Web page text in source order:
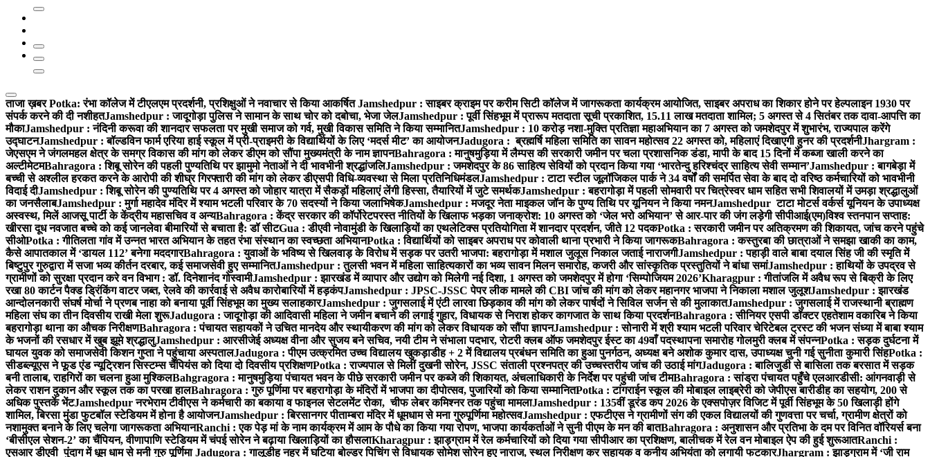
ताजा ख़बरPotka: रंभा कॉलेज में टीएलएम प्रदर्शनी, प्रशिक्षुओं ने नवाचार से किया आकर्षितJamshedpur : साइबर क्राइम पर करीम सिटी कॉलेज में जागरूकता कार्यक्रम आयोजित, साइबर अपराध का शिकार होने पर हेल्पलाइन 1930 पर
संपर्क करने की दी नशीहतJamshedpur : जादूगोड़ा पुलिस ने सामान के साथ चोर को दबोचा, भेजा जेलJamshedpur : पूर्वी सिंहभूम में प्रारूप मतदाता सूची प्रकाशित, 15.11 लाख मतदाता शामिल; 5 अगस्त से 4 सितंबर तक दावा-आपत्ति का
मौकाJamshedpur : नंदिनी करूवा की शानदार सफलता पर मुखी समाज को गर्व, मुखी विकास समिति ने किया सम्मानितJamshedpur : 10 करोड़ नशा-मुक्ति प्रतिज्ञा महाअभियान का 7 अगस्त को जमशेदपुर में शुभारंभ, राज्यपाल करेंगे
उद्घाटनJamshedpur : बॉल्डविन फार्म एरिया हाई स्कूल में प्री-प्राइमरी के विद्यार्थियों के लिए ‘मदर्स मीट’ का आयोजनJadugora : ब्रह्मर्षि महिला समिति का सावन महोत्सव 22 अगस्त को, महिलाएं दिखाएगी हुनर की प्रदर्शनीJhargram :
जेएसएम ने जंगलमहल क्षेत्र के समग्र विकास की मांग को लेकर डीएम को सौंपा मुख्यमंत्री के नाम ज्ञापनBahragora : मानुषमुड़िया में लैम्पस की सरकारी जमीन पर चला प्रशासनिक डंडा, मापी के बाद 15 दिनों में कब्जा खाली करने का
अल्टीमेटमBahragora : शिबू सोरेन की पहली पुण्यतिथि पर झामुमो नेताओं ने दी भावभीनी श्रद्धांजलिJamshedpur : जमशेदपुर के 86 साहित्य सेवियों को प्रदान किया गया ‘भारतेन्दु हरिश्चंद्र साहित्य सेवी सम्मान’Jamshedpur : बागबेड़ा में
बच्ची से अश्लील हरकत करने के आरोपी की शीघ्र गिरफ्तारी की मांग को लेकर डीएसपी विधि-व्यवस्था से मिला प्रतिनिधिमंडलJamshedpur : टाटा स्टील जूलॉजिकल पार्क ने 34 वर्षों की समर्पित सेवा के बाद दो वरिष्ठ कर्मचारियों को भावभीनी
विदाई दीJamshedpur : शिबू सोरेन की पुण्यतिथि पर 4 अगस्त को जोहार यात्रा में सैकड़ों महिलाएं लेंगी हिस्सा, तैयारियों में जुटे समर्थकJamshedpur : बहरागोड़ा में पहली सोमवारी पर चित्रेस्वर धाम सहित सभी शिवालयों में उमड़ा श्रद्धालुओं
का जनसैलाबJamshedpur : मुर्गा महादेव मंदिर में श्याम भटली परिवार के 70 सदस्यों ने किया जलाभिषेकJamshedpur : मजदूर नेता माइकल जॉन के पुण्य तिथि पर यूनियन ने किया नमनJamshedpur टाटा मोटर्स वर्कर्स यूनियन के उपाध्यक्ष
अस्वस्थ, मिलें आजसू पार्टी के केंद्रीय महासचिव व अन्यBahragora : केंद्र सरकार की कॉर्पोरेटपरस्त नीतियों के खिलाफ भड़का जनाक्रोश: 10 अगस्त को ‘जेल भरो अभियान’ से आर-पार की जंग लड़ेगी सीपीआई(एम)विश्व स्तनपान सप्ताह:
खीरसा दूध नवजात बच्चे को कई जानलेवा बीमारियों से बचाता है: डॉ सीटGua : डीएवी नोवामुंडी के खिलाड़ियों का एथलेटिक्स प्रतियोगिता में शानदार प्रदर्शन, जीते 12 पदकPotka : सरकारी जमीन पर अतिक्रमण की शिकायत, जांच करने पहुंचे
सीओPotka : गीतिलता गांव में उन्नत भारत अभियान के तहत रंभा संस्थान का स्वच्छता अभियानPotka : विद्यार्थियों को साइबर अपराध पर कोवाली थाना प्रभारी ने किया जागरूकBahragora : कस्तुरबा की छात्राओं ने समझा खाकी का काम,
कैसे आपातकाल में ‘डायल 112’ बनेगा मददगारBahragora : युवाओं के भविष्य से खिलवाड़ के विरोध में सड़क पर उतरी भाजपा: बहरागोड़ा में मशाल जुलूस निकाल जताई नाराजगीJamshedpur : पहाड़ी वाले बाबा दयाल सिंह जी की स्मृति में
बिष्टुपुर गुरुद्वारा में सजा भव्य कीर्तन दरबार, कई समाजसेवी हुए सम्मानितJamshedpur : तुलसी भवन में महिला साहित्यकारों का भव्य सावन मिलन समारोह, कजरी और सांस्कृतिक प्रस्तुतियों ने बांधा समांJamshedpur : हाथियों के उपद्रव से
ग्रामीणों को सुरक्षा प्रदान करे वन विभाग : डॉ. दिनेशानंद गोस्वामीJamshedpur : झारखंड में व्यापार और उद्योग को मिलेगी नई दिशा, 1 अगस्त को जमशेदपुर में होगा ‘सिम्पोजियम 2026’Kharagpur : गीतांजलि में अवैध रूप से बिक्री के लिए
रखा 80 कार्टन पैक्ड ड्रिंकिंग वाटर जब्त, रेलवे की कार्रवाई से अवैध कारोबारियों में हड़कंपJamshedpur : JPSC-JSSC पेपर लीक मामले की CBI जांच की मांग को लेकर महानगर भाजपा ने निकाला मशाल जुलूशJamshedpur : झारखंड
आन्दोलनकारी संघर्ष मोर्चा ने प्रणब नाहा को बनाया पूर्वी सिंहभूम का मुख्य सलाहकारJamshedpur : जुगसलाई में एंटी लारवा छिड़काव की मांग को लेकर पार्षदों ने सिविल सर्जन से की मुलाकातJamshedpur : जुगसलाई में राजस्थानी ब्राह्मण
महिला संघ का तीन दिवसीय राखी मेला शुरूJadugora : जादूगोड़ा की आदिवासी महिला ने जमीन बचाने की लगाई गुहार, विधायक से निराश होकर कागजात के साथ किया प्रदर्शनBahragora : सीनियर एसपी डॉक्टर एहतेशाम वकारिब ने किया
बहरागोड़ा थाना का औचक निरीक्षणBahragora : पंचायत सहायकों ने उचित मानदेय और स्थायीकरण की मांग को लेकर विधायक को सौंपा ज्ञापनJamshedpur : सोनारी में श्री श्याम भटली परिवार चेरिटेबल ट्रस्ट की भजन संध्या में बाबा श्याम
के भजनों की रसधार में खुब झूमे श्रद्धालुJamshedpur : आरसीजेई अध्यक्ष वीना और सुजय बने सचिव, नयी टीम ने संभाला पदभार, रोटरी क्लब ऑफ जमशेदपुर ईस्ट का 49वाँ पदस्थापना समारोह गोलमुरी क्लब में संपन्नPotka : सड़क दुर्घटना में
घायल युवक को समाजसेवी किशन गुप्ता ने पहुंचाया अस्पतालJadugora : पीएम उत्क्रमित उच्च विद्यालय खुकड़ाडीह + 2 में विद्यालय प्रबंधन समिति का हुआ पुनर्गठन, अध्यक्ष बने अशोक कुमार दास, उपाध्यक्ष चुनी गई सुनीता कुमारी सिंहPotka :
सीडब्ल्यूएस ने फूड एंड न्यूट्रिशन सिस्टम्स चैंपियंस को दिया दो दिवसीय प्रशिक्षणPotka : राज्यपाल से मिलीं दुखनी सोरेन, JSSC संताली प्रश्नपत्र की उच्चस्तरीय जांच की उठाई मांगJadugora : बालिजुडी से बासिला तक बरसात में सड़क
बनी तालाब, राहगिरों का चलना हुआ मुश्किलBahgragora : मानुषमुड़िया पंचायत भवन के पीछे सरकारी जमीन पर कब्जे की शिकायत, अंचलाधिकारी के निर्देश पर पहुंची जांच टीमBahragora : सांड्रा पंचायत पहुँचे एलआरडीसी: आंगनवाड़ी से
लेकर राशन दुकान और स्कूल तक का परखा हालBahragora : गुरु पूर्णिमा पर बहरागोड़ा के मंदिरों में भाजपा का दीपोत्सव, पुजारियों को किया सम्मानितPotka : टांगराईन स्कूल की मोबाइल लाइब्रेरी को जेपीएस बारीडीह का सहयोग, 200 से
अधिक पुस्तकें भेंटJamshedpur नरभेराम टीवीएस ने कर्मचारी का बकाया व फाइनल सेटलमेंट रोका, चीफ लेबर कमिश्नर तक पहुंचा मामलाJamshedpur : 135वीं डूरंड कप 2026 के एक्सपोज़र विजिट में पूर्वी सिंहभूम के 50 खिलाड़ी होंगे
शामिल, बिरसा मुंडा फुटबॉल स्टेडियम में होना है आयोजनJamshedpur : बिरसानगर पीताम्बरा मंदिर में धूमधाम से मना गुरुपूर्णिमा महोत्सवJamshedpur : एफटीएस ने ग्रामीणों संग की एकल विद्यालयों की गुणवत्ता पर चर्चा, ग्रामीण क्षेत्रों को
नशामुक्त बनाने के लिए चलेगा जागरूकता अभियानRanchi : एक पेड़ मां के नाम कार्यक्रम में आम के पौधे का किया गया रोपण, भाजपा कार्यकर्ताओं ने सुनी पीएम के मन की बातBahragora : अनुशासन और प्रतिभा के दम पर विनित वॉरियर्स बना
‘बीसीएल सेशन-2’ का चैंपियन, वीणापाणि स्टेडियम में चंपई सोरेन ने बढ़ाया खिलाड़ियों का हौसलाKharagpur : झाड़ग्राम में रेल कर्मचारियों को दिया गया सीपीआर का प्रशिक्षण, बालीचक में रेल वन मोबाइल ऐप की हुई शुरूआतRanchi :
एसआर डीएवी पुंदाग में धूम धाम से मनी गुरु पूर्णिमाJadugora : गालूडीह नहर में घटिया बोल्डर पिचिंग से विधायक सोमेश सोरेन हुए नाराज, स्थल निरीक्षण कर सहायक व कनीय अभियंता को लगायी फटकारJhargram : झाड़ग्राम में ‘जी राम